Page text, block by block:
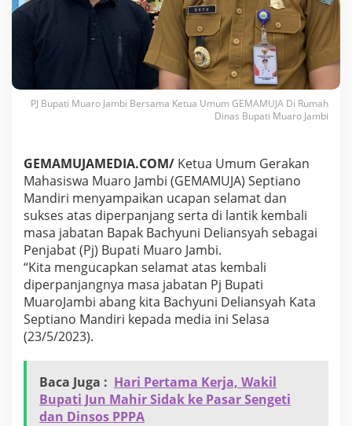
g
a
n
S
n
d
i
l
a
n
t
k
k
e
m
b
.
G
E
PJ Bupati Muaro Jambi Bersama Ketua Umum GEMAMUJA Di Rumah
Dinas Bupati Muaro Jambi
GEMAMUJAMEDIA.COM/ Ketua Umum Gerakan
Mahasiswa Muaro Jambi (GEMAMUJA) Septiano
Mandiri menyampaikan ucapan selamat dan
sukses atas diperpanjang serta di lantik kembali
masa jabatan Bapak Bachyuni Deliansyah sebagai
Penjabat (Pj) Bupati Muaro Jambi.
“Kita mengucapkan selamat atas kembali
diperpanjangnya masa jabatan Pj Bupati
MuaroJambi abang kita Bachyuni Deliansyah Kata
Septiano Mandiri kepada media ini Selasa
(23/5/2023).
Baca Juga : Hari Pertama Kerja, Wakil
Bupati Jun Mahir Sidak ke Pasar Sengeti
dan Dinsos PPPA